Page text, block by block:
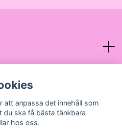
att anpassa det innehåll som
ska få bästa tänkbara
hos oss.